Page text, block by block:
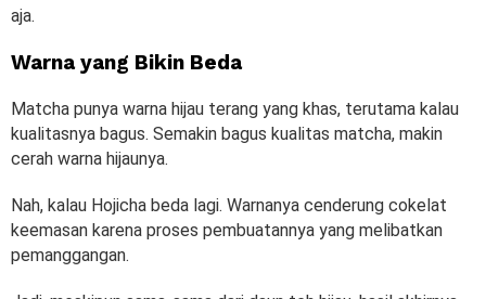
aja.
Warna yang Bikin Beda
Matcha punya warna hijau terang yang khas, terutama kalau
kualitasnya bagus. Semakin bagus kualitas matcha, makin
cerah warna hijaunya.
Nah, kalau Hojicha beda lagi. Warnanya cenderung cokelat
keemasan karena proses pembuatannya yang melibatkan
pemanggangan.